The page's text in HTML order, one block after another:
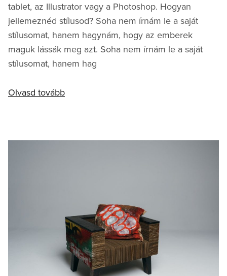
tablet, az Illustrator vagy a Photoshop. Hogyan
jellemeznéd stílusod? Soha nem írnám le a saját
stílusomat, hanem hagynám, hogy az emberek
maguk lássák meg azt. Soha nem írnám le a saját
stílusomat, hanem hag
Olvasd tovább